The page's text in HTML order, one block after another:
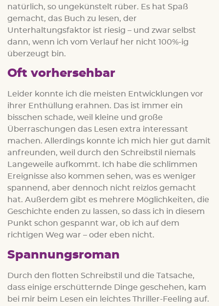
natürlich, so ungekünstelt rüber. Es hat Spaß
gemacht, das Buch zu lesen, der
Unterhaltungsfaktor ist riesig – und zwar selbst
dann, wenn ich vom Verlauf her nicht 100%-ig
überzeugt bin.
Oft vorhersehbar
Leider konnte ich die meisten Entwicklungen vor
ihrer Enthüllung erahnen. Das ist immer ein
bisschen schade, weil kleine und große
Überraschungen das Lesen extra interessant
machen. Allerdings konnte ich mich hier gut damit
anfreunden, weil durch den Schreibstil niemals
Langeweile aufkommt. Ich habe die schlimmen
Ereignisse also kommen sehen, was es weniger
spannend, aber dennoch nicht reizlos gemacht
hat. Außerdem gibt es mehrere Möglichkeiten, die
Geschichte enden zu lassen, so dass ich in diesem
Punkt schon gespannt war, ob ich auf dem
richtigen Weg war – oder eben nicht.
Spannungsroman
Durch den flotten Schreibstil und die Tatsache,
dass einige erschütternde Dinge geschehen, kam
bei mir beim Lesen ein leichtes Thriller-Feeling auf.